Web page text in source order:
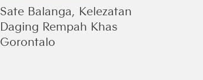
Sate Balanga, Kelezatan
Daging Rempah Khas
Gorontalo